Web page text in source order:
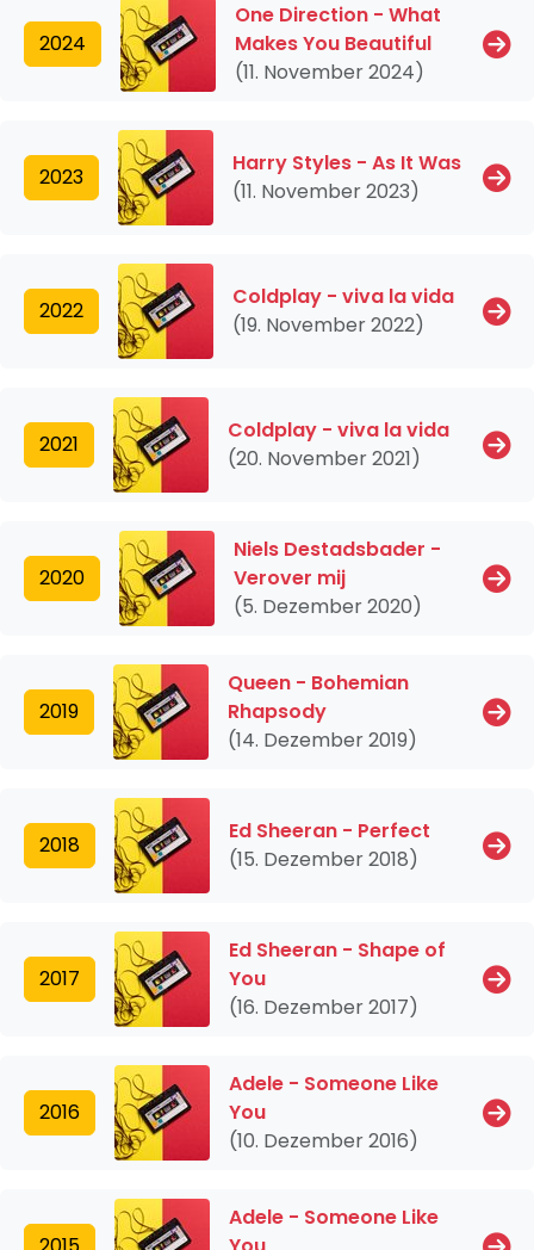
2024
One Direction - What
Makes You Beautiful
(11. November 2024)
2023
Harry Styles - As It Was
(11. November 2023)
2022
Coldplay - viva la vida
(19. November 2022)
2021
Coldplay - viva la vida
(20. November 2021)
2020
Niels Destadsbader -
Verover mij
(5. Dezember 2020)
2019
Queen - Bohemian
Rhapsody
(14. Dezember 2019)
2018
Ed Sheeran - Perfect
(15. Dezember 2018)
2017
Ed Sheeran - Shape of
You
(16. Dezember 2017)
2016
Adele - Someone Like
You
(10. Dezember 2016)
Adele - Someone Like